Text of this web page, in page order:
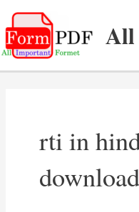
to
content
All
rti in
download